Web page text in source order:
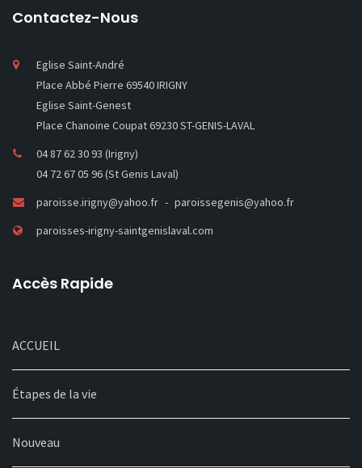
Contactez-Nous
Eglise Saint-André
Place Abbé Pierre 69540 IRIGNY
Eglise Saint-Genest
Place Chanoine Coupat 69230 ST-GENIS-LAVAL
04 87 62 30 93 (Irigny)
04 72 67 05 96 (St Genis Laval)
paroisse.irigny@yahoo.fr
paroissegenis@yahoo.fr
paroisses-irigny-saintgenislaval.com
Accès Rapide
ACCUEIL
Étapes de la vie
Nouveau